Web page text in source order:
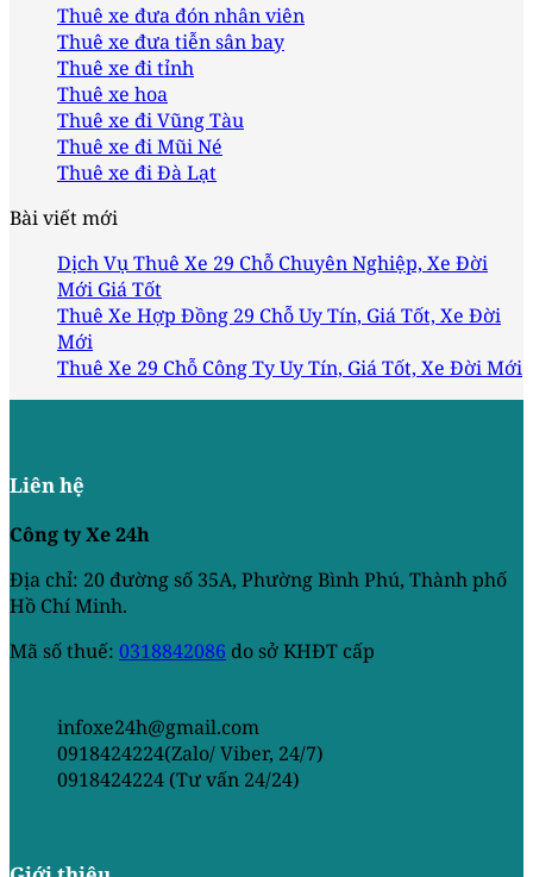
Thuê xe đưa đón nhân viên
Thuê xe đưa tiễn sân bay
Thuê xe đi tỉnh
Thuê xe hoa
Thuê xe đi Vũng Tàu
Thuê xe đi Mũi Né
Thuê xe đi Đà Lạt
Bài viết mới
Dịch Vụ Thuê Xe 29 Chỗ Chuyên Nghiệp, Xe Đời
Mới Giá Tốt
Thuê Xe Hợp Đồng 29 Chỗ Uy Tín, Giá Tốt, Xe Đời
Mới
Thuê Xe 29 Chỗ Công Ty Uy Tín, Giá Tốt, Xe Đời Mới
Liên hệ
Công ty Xe 24h
Địa chỉ: 20 đường số 35A, Phường Bình Phú, Thành phố
Hồ Chí Minh.
Mã số thuế: 0318842086 do sở KHĐT cấp
infoxe24h@gmail.com
0918424224(Zalo/ Viber, 24/7)
0918424224 (Tư vấn 24/24)